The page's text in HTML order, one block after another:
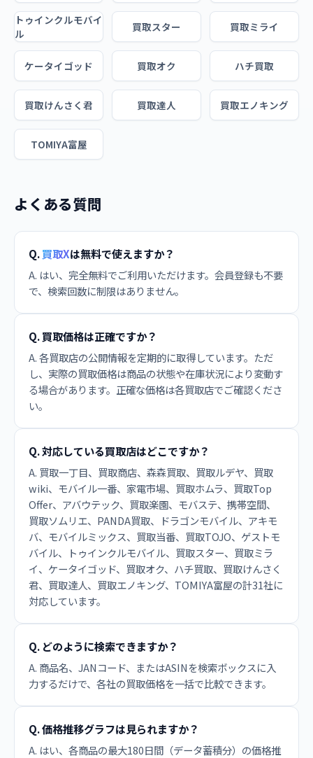
トゥインクルモバイ
ル
買取スター 買取ミライ
ケータイゴッド 買取オク ハチ買取
買取けんさく君 買取達人 買取エノキング
TOMIYA富屋
よくある質問
Q.買取Xは無料で使えますか？
A. はい、完全無料でご利用いただけます。会員登録も不要
で、検索回数に制限はありません。
Q. 買取価格は正確ですか？
A. 各買取店の公開情報を定期的に取得しています。ただ
し、実際の買取価格は商品の状態や在庫状況により変動す
る場合があります。正確な価格は各買取店でご確認くださ
い。
Q. 対応している買取店はどこですか？
A. 買取一丁目、買取商店、森森買取、買取ルデヤ、買取
wiki、モバイル一番、家電市場、買取ホムラ、買取Top
Offer、アバウテック、買取楽園、モバステ、携帯空間、
買取ソムリエ、PANDA買取、ドラゴンモバイル、アキモ
バ、モバイルミックス、買取当番、買取TOJO、ゲストモ
バイル、トゥインクルモバイル、買取スター、買取ミラ
イ、ケータイゴッド、買取オク、ハチ買取、買取けんさく
君、買取達人、買取エノキング、TOMIYA富屋の計31社に
対応しています。
Q. どのように検索できますか？
A. 商品名、JANコード、またはASINを検索ボックスに入
力するだけで、各社の買取価格を一括で比較できます。
Q. 価格推移グラフは見られますか？
A. はい、各商品の最大180日間（データ蓄積分）の価格推